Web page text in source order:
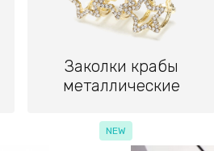
Заколки крабы
металлические
NEW